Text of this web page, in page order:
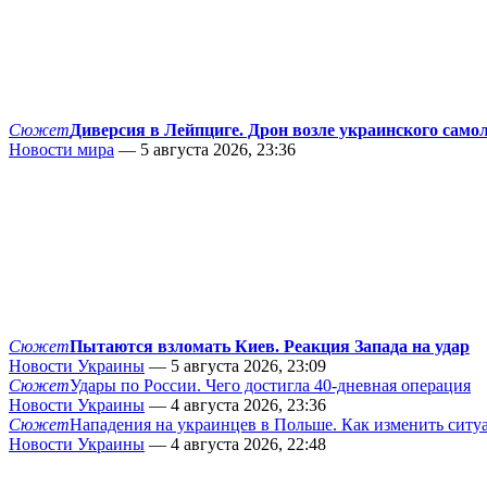
СюжетДиверсия в Лейпциге. Дрон возле украинского
Новости мира — 5 августа 2026, 23:36
СюжетПытаются взломать Киев. Реакция Запада на удар
Новости Украины — 5 августа 2026, 23:09
СюжетУдары по России. Чего достигла 40-дневная операция
Новости Украины — 4 августа 2026, 23:36
СюжетНападения на украинцев в Польше. Как изменить
Новости Украины — 4 августа 2026, 22:48